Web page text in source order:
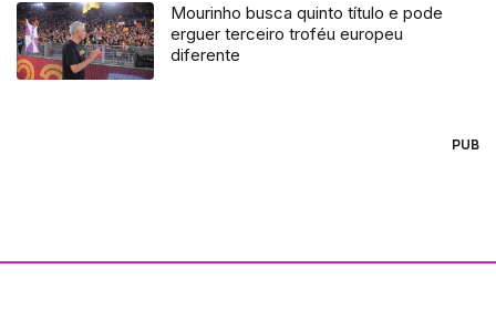
Mourinho busca quinto título e pode
erguer terceiro troféu europeu
diferente
PUB